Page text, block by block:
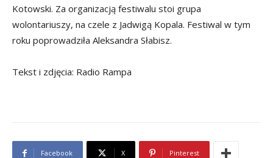
Kotowski. Za organizacją festiwalu stoi grupa
wolontariuszy, na czele z Jadwigą Kopala. Festiwal w tym
roku poprowadziła Aleksandra Słabisz.
Tekst i zdjęcia: Radio Rampa
Facebook X Pinterest